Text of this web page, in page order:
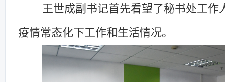
王世成副书记首先看望了秘书处工作
疫情常态化下工作和生活情况。